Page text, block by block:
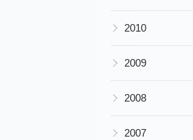
▶ 2010
▶ 2009
▶ 2008
▶ 2007